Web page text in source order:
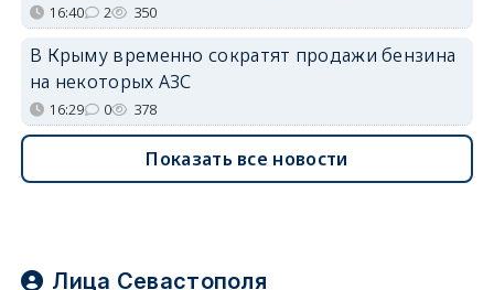
16:40 2 350
В Крыму временно сократят продажи бензина
на некоторых АЗС
16:29 0 378
Показать все новости
Лица Севастополя